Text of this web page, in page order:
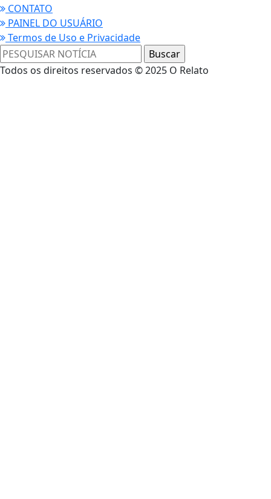
CONTATO
PAINEL DO USUÁRIO
Termos de Uso e Privacidade
Todos os direitos reservados © 2025 O Relato